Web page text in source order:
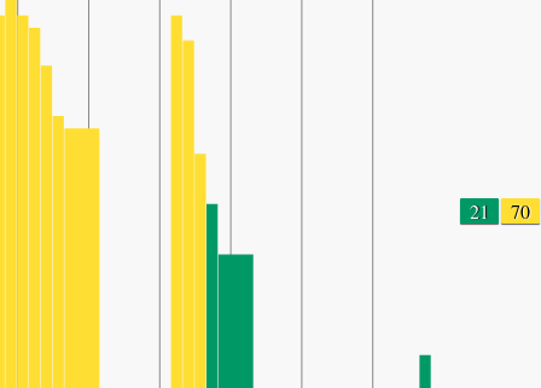
21 70